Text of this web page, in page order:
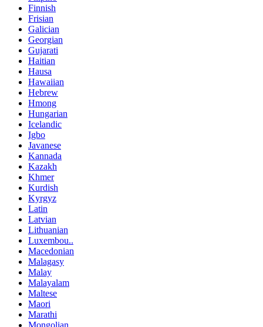
Finnish
Frisian
Galician
Georgian
Gujarati
Haitian
Hausa
Hawaiian
Hebrew
Hmong
Hungarian
Icelandic
Igbo
Javanese
Kannada
Kazakh
Khmer
Kurdish
Kyrgyz
Latin
Latvian
Lithuanian
Luxembou..
Macedonian
Malagasy
Malay
Malayalam
Maltese
Maori
Marathi
Mongolian